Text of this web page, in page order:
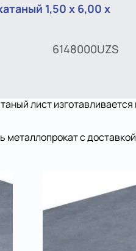
1,50 х 6,00 х
6148000UZS
лист
с